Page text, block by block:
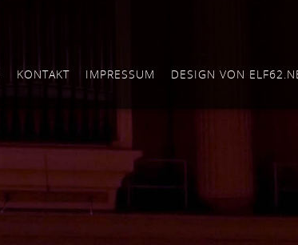
KONTAKT IMPRESSUM DESIGN VON